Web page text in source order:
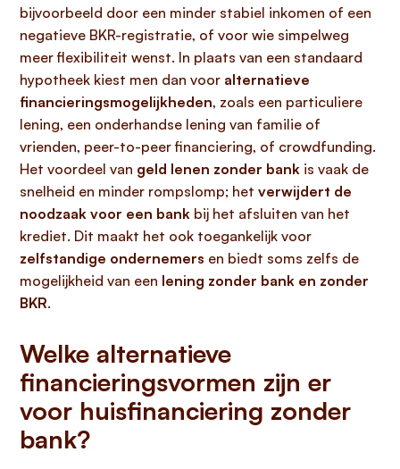
bijvoorbeeld door een minder stabiel inkomen of een
negatieve BKR-registratie, of voor wie simpelweg
meer flexibiliteit wenst. In plaats van een standaard
hypotheek kiest men dan voor alternatieve
financieringsmogelijkheden, zoals een particuliere
lening, een onderhandse lening van familie of
vrienden, peer-to-peer financiering, of crowdfunding.
Het voordeel van geld lenen zonder bank is vaak de
snelheid en minder rompslomp; het verwijdert de
noodzaak voor een bank bij het afsluiten van het
krediet. Dit maakt het ook toegankelijk voor
zelfstandige ondernemers en biedt soms zelfs de
mogelijkheid van een lening zonder bank en zonder
BKR.
Welke alternatieve
financieringsvormen zijn er
voor huisfinanciering zonder
bank?